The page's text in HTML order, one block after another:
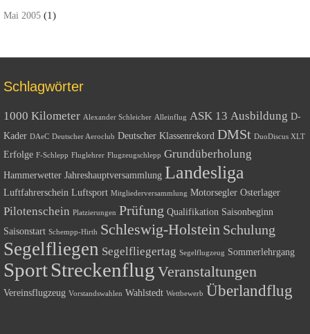
Mai 2005 (1)
Schlagwörter
1000 Kilometer Alexander Schleicher Alleinflug ASK 13 Ausbildung D-
Kader DAeC Deutscher Aeroclub Deutscher Klassenrekord DMSt DuoDiscus XLT
Erfolge F-Schlepp Fluglehrer Flugzeugschlepp Grundüberholung
Hammerwetter Jahreshauptversammlung Landesliga
Luftfahrerschein Luftsport Mitgliederversammlung Motorsegler Osterlager
Pilotenschein Platzierungen Prüfung Qualifikation Saisonbeginn
Saisonstart Schempp-Hirth Schleswig-Holstein Schulung
Segelfliegen Segelfliegertag Segelflugzeug Sommerlehrgang
SportStreckenflug Veranstaltungen
Vereinsflugzeug Vorstandswahlen Wahlstedt Wettbewerb Überlandflug